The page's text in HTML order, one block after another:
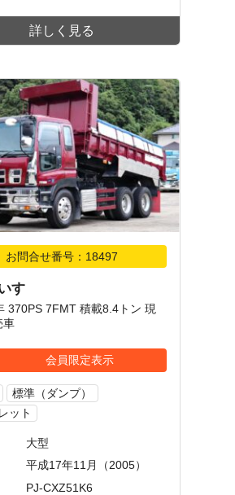
詳しく見る
お問合せ番号：18497
すゞ
370PS 7FMT 積載8.4トン 現
車
会員限定表示
標準（ダンプ）
ット
大型
平成17年11月（2005）
PJ-CXZ51K6